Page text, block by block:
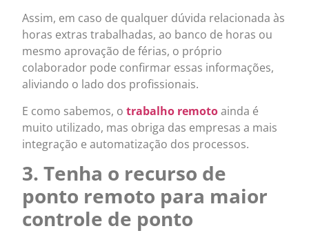
Assim, em caso de qualquer dúvida relacionada às
horas extras trabalhadas, ao banco de horas ou
mesmo aprovação de férias, o próprio
colaborador pode confirmar essas informações,
aliviando o lado dos profissionais.
E como sabemos, otrabalho remotoainda é
muito utilizado, mas obriga das empresas a mais
integração e automatização dos processos.
3. Tenha o recurso de
ponto remoto para maior
controle de ponto